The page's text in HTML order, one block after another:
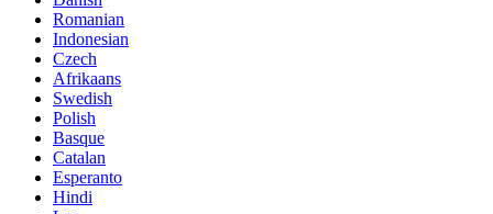
Romanian
Indonesian
Czech
Afrikaans
Swedish
Polish
Basque
Catalan
Esperanto
Hindi